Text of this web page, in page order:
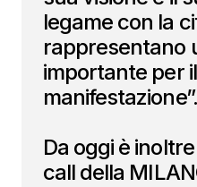
legame con la
rappresentano
importante per
manifestazione”.
Da oggi è
call della